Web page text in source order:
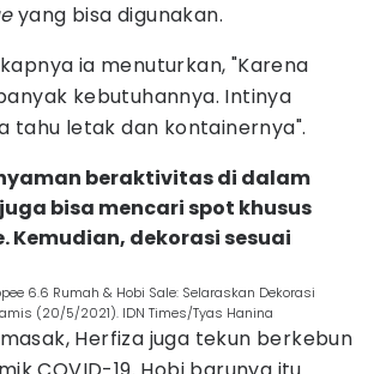
yang bisa digunakan.
ia menuturkan, "Karena
kebutuhannya. Intinya
tahu letak dan kontainernya".
beraktivitas di dalam
bisa mencari spot khusus
Kemudian, dekorasi sesuai
6.6 Rumah & Hobi Sale: Selaraskan Dekorasi
(20/5/2021). IDN Times/Tyas Hanina
Herfiza juga tekun berkebun